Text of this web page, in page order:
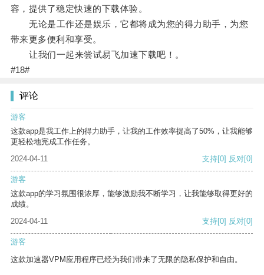
容，提供了稳定快速的下载体验。
无论是工作还是娱乐，它都将成为您的得力助手，为您
带来更多便利和享受。
让我们一起来尝试易飞加速下载吧！。
#18#
评论
游客
这款app是我工作上的得力助手，让我的工作效率提高了50%，让我能够
更轻松地完成工作任务。
2024-04-11
支持[0] 反对[0]
游客
这款app的学习氛围很浓厚，能够激励我不断学习，让我能够取得更好的
成绩。
2024-04-11
支持[0] 反对[0]
游客
这款加速器VPM应用程序已经为我们带来了无限的隐私保护和自由。